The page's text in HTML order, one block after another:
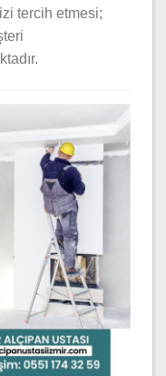
tercih etmesi;